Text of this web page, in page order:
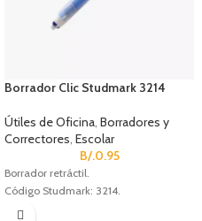
Borrador Clic Studmark 3214
Útiles de Oficina, Borradores y
Correctores, Escolar
B/.0.95
Borrador retráctil.
Código Studmark: 3214.